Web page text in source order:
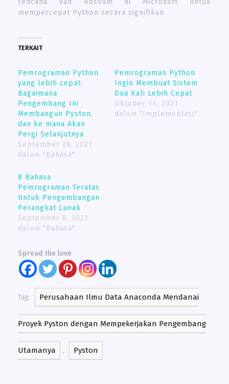
rencana van Rossum di Microsoft untuk
mempercepat Python secara signifikan.
TERKAIT
Pemrograman Python
yang lebih cepat:
Bagaimana
Pengembang Ini
Membangun Pyston,
dan ke mana Akan
Pergi Selanjutnya
September 28, 2021
dalam "Bahasa"
Pemrograman Python
Ingin Membuat Sistem
Dua Kali Lebih Cepat
Oktober 14, 2021
dalam "Implementasi"
8 Bahasa
Pemrograman Teratas
Untuk Pengembangan
Perangkat Lunak
September 8, 2021
dalam "Bahasa"
Spread the love
Tag: Perusahaan Ilmu Data Anaconda Mendanai
Proyek Pyston dengan Mempekerjakan Pengembang
Utamanya , Pyston